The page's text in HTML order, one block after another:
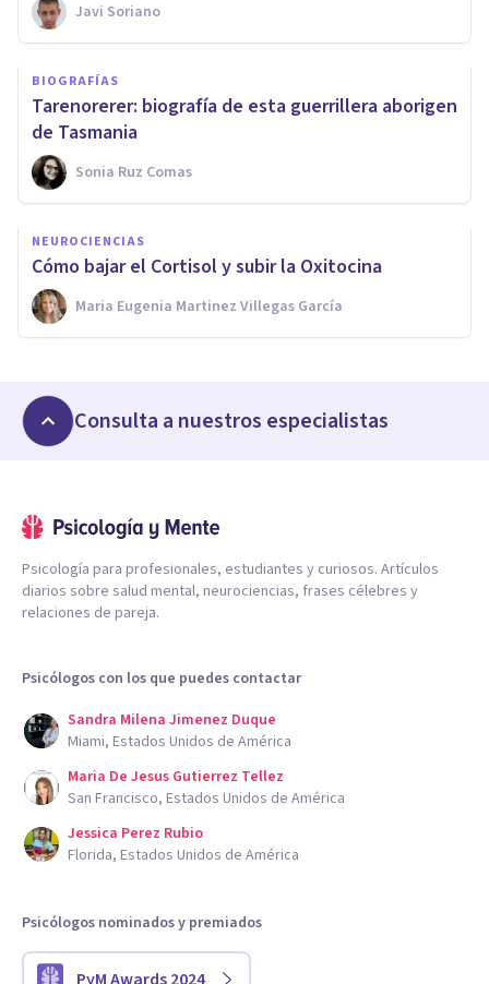
Javi Soriano
BIOGRAFÍAS
Tarenorerer: biografía de esta guerrillera aborigen
de Tasmania
Sonia Ruz Comas
NEUROCIENCIAS
Cómo bajar el Cortisol y subir la Oxitocina
Maria Eugenia Martinez Villegas García
Consulta a nuestros especialistas
Psicología para profesionales, estudiantes y curiosos. Artículos
diarios sobre salud mental, neurociencias, frases célebres y
relaciones de pareja.
Psicólogos con los que puedes contactar
Sandra Milena Jimenez Duque
Miami, Estados Unidos de América
Maria De Jesus Gutierrez Tellez
San Francisco, Estados Unidos de América
Jessica Perez Rubio
Florida, Estados Unidos de América
Psicólogos nominados y premiados